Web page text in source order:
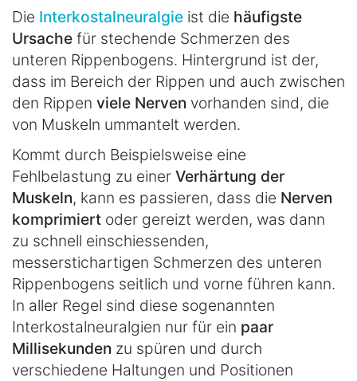
Die Interkostalneuralgie ist die häufigste
Ursache für stechende Schmerzen des
unteren Rippenbogens. Hintergrund ist der,
dass im Bereich der Rippen und auch zwischen
den Rippen viele Nerven vorhanden sind, die
von Muskeln ummantelt werden.
Kommt durch Beispielsweise eine
Fehlbelastung zu einer Verhärtung der
Muskeln, kann es passieren, dass die Nerven
komprimiert oder gereizt werden, was dann
zu schnell einschiessenden,
messerstichartigen Schmerzen des unteren
Rippenbogens seitlich und vorne führen kann.
In aller Regel sind diese sogenannten
Interkostalneuralgien nur für ein paar
Millisekunden zu spüren und durch
verschiedene Haltungen und Positionen